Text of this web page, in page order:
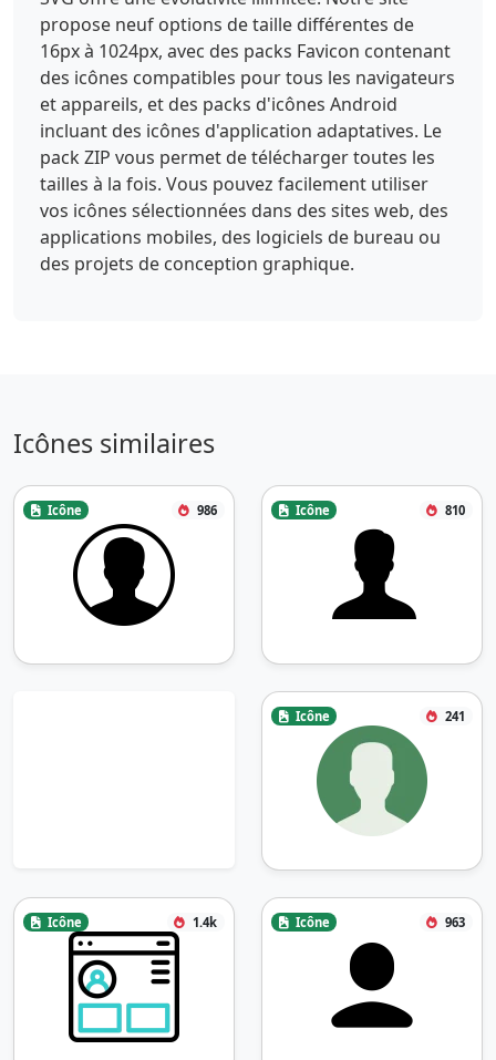
propose neuf options de taille différentes de
16px à 1024px, avec des packs Favicon contenant
des icônes compatibles pour tous les navigateurs
et appareils, et des packs d'icônes Android
incluant des icônes d'application adaptatives. Le
pack ZIP vous permet de télécharger toutes les
tailles à la fois. Vous pouvez facilement utiliser
vos icônes sélectionnées dans des sites web, des
applications mobiles, des logiciels de bureau ou
des projets de conception graphique.
Icônes similaires
Icône 986 Icône 810
Icône 241
Icône 1.4k Icône 963